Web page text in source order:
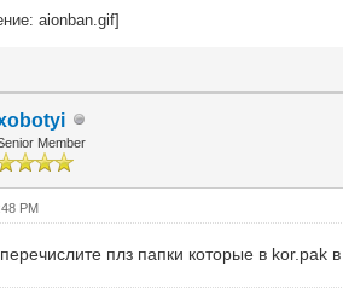
Member
PM
плз папки которые в kor.pak